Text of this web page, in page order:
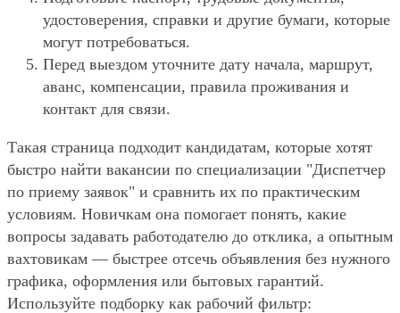
удостоверения, справки и другие бумаги, которые
могут потребоваться.
Перед выездом уточните дату начала, маршрут,
аванс, компенсации, правила проживания и
контакт для связи.
Такая страница подходит кандидатам, которые хотят
быстро найти вакансии по специализации "Диспетчер
по приему заявок" и сравнить их по практическим
условиям. Новичкам она помогает понять, какие
вопросы задавать работодателю до отклика, а опытным
вахтовикам — быстрее отсечь объявления без нужного
графика, оформления или бытовых гарантий.
Используйте подборку как рабочий фильтр: